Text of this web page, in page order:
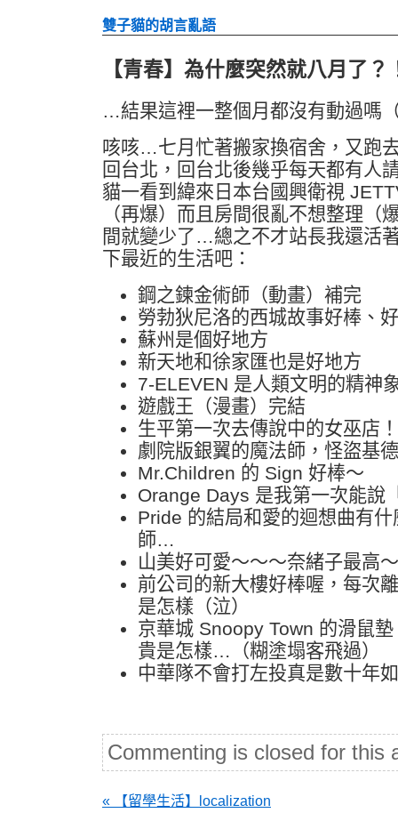
雙子貓的胡言亂語
【青春】為什麼突然就八月了？
…結果這裡一整個月都沒有動過嗎
咳咳…七月忙著搬家換宿舍，又跑
回台北，回台北後幾乎每天都有人
貓一看到緯來日本台國興衛視
（再爆）而且房間很亂不想整理（
間就變少了…總之不才站長我還活
下最近的生活吧：
鋼之鍊金術師（動畫）補完
勞勃狄尼洛的西城故事好棒、
蘇州是個好地方
新天地和徐家匯也是好地方
7-ELEVEN 是人類文明的精神
遊戲王（漫畫）完結
生平第一次去傳說中的女巫店！
劇院版銀翼的魔法師，怪盜基
Mr.Children 的 Sign 好棒～
Orange Days 是我第一次能說
Pride 的結局和愛的迴想曲有
師…
山美好可愛～～～奈緒子最高
前公司的新大樓好棒喔，每次
是怎樣（泣）
京華城 Snoopy Town 的滑鼠
貴是怎樣…（糊塗塌客飛過）
中華隊不會打左投真是數十年
Commenting is closed for this
« 【留學生活】localization